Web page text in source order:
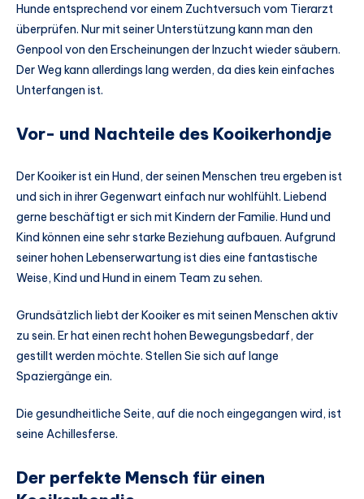
Hunde entsprechend vor einem Zuchtversuch vom Tierarzt
überprüfen. Nur mit seiner Unterstützung kann man den
Genpool von den Erscheinungen der Inzucht wieder säubern.
Der Weg kann allerdings lang werden, da dies kein einfaches
Unterfangen ist.
Vor- und Nachteile des Kooikerhondje
Der Kooiker ist ein Hund, der seinen Menschen treu ergeben ist
und sich in ihrer Gegenwart einfach nur wohlfühlt. Liebend
gerne beschäftigt er sich mit Kindern der Familie. Hund und
Kind können eine sehr starke Beziehung aufbauen. Aufgrund
seiner hohen Lebenserwartung ist dies eine fantastische
Weise, Kind und Hund in einem Team zu sehen.
Grundsätzlich liebt der Kooiker es mit seinen Menschen aktiv
zu sein. Er hat einen recht hohen Bewegungsbedarf, der
gestillt werden möchte. Stellen Sie sich auf lange
Spaziergänge ein.
Die gesundheitliche Seite, auf die noch eingegangen wird, ist
seine Achillesferse.
Der perfekte Mensch für einen